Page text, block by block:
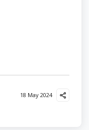
18 May 2024